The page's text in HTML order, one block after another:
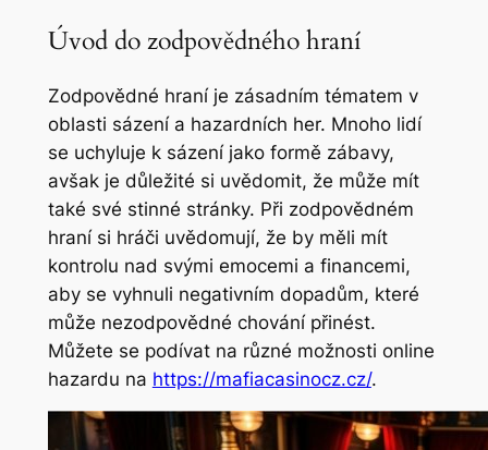
Úvod do zodpovědného hraní
Zodpovědné hraní je zásadním tématem v
oblasti sázení a hazardních her. Mnoho lidí
se uchyluje k sázení jako formě zábavy,
avšak je důležité si uvědomit, že může mít
také své stinné stránky. Při zodpovědném
hraní si hráči uvědomují, že by měli mít
kontrolu nad svými emocemi a financemi,
aby se vyhnuli negativním dopadům, které
může nezodpovědné chování přinést.
Můžete se podívat na různé možnosti online
hazardu na https://mafiacasinocz.cz/.